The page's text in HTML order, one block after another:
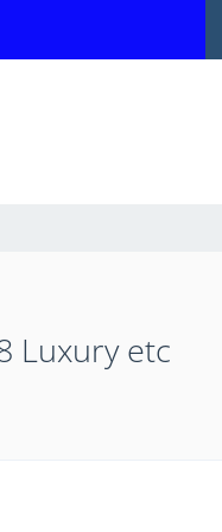
Luxury etc